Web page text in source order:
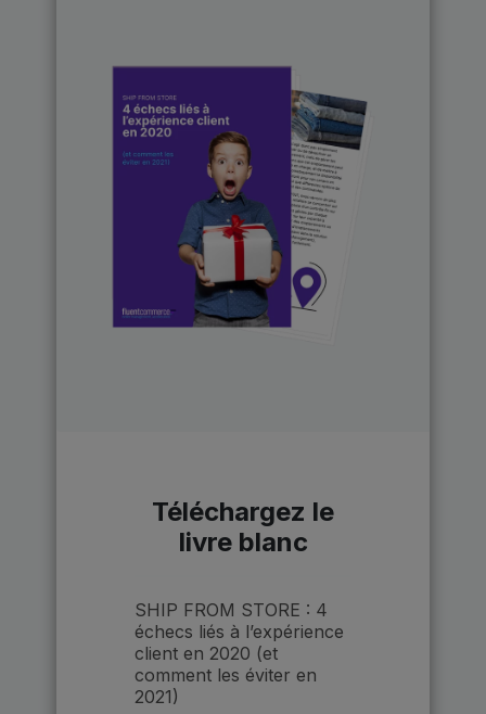
Téléchargez le
livre blanc
SHIP FROM STORE : 4
échecs liés à l’expérience
client en 2020 (et
comment les éviter en
2021)